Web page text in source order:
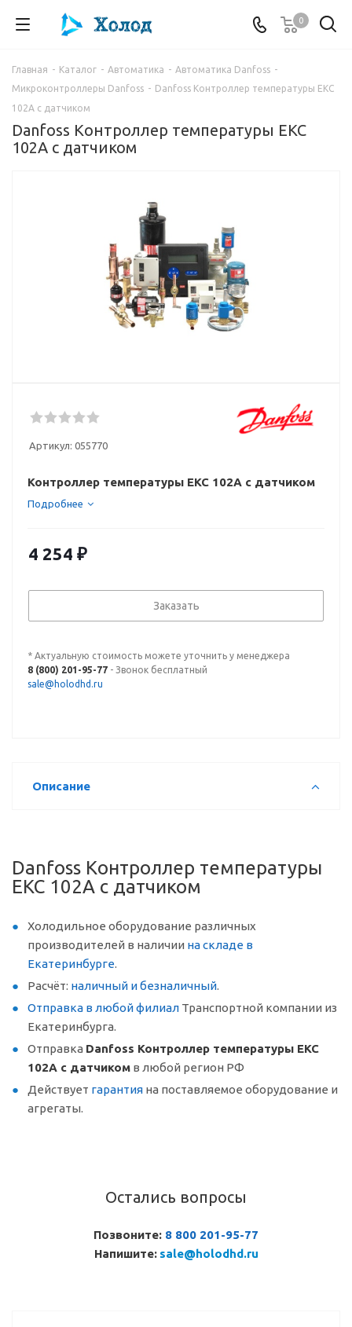
0
Главная - Каталог - Автоматика - Автоматика Danfoss -
Микроконтроллеры Danfoss - Danfoss Контроллер температуры EKC
102A с датчиком
Danfoss Контроллер температуры EKC
102A с датчиком
Артикул: 055770
Контроллер температуры EKC 102A с датчиком
Подробнее
4 254 ₽
Заказать
* Актуальную стоимость можете уточнить у менеджера
8 (800) 201-95-77 - Звонок бесплатный
sale@holodhd.ru
Описание
Danfoss Контроллер температуры
EKC 102A с датчиком
Холодильное оборудование различных
производителей в наличии на складе в
Екатеринбурге.
Расчёт: наличный и безналичный.
Отправка в любой филиал Транспортной компании из
Екатеринбурга.
Отправка Danfoss Контроллер температуры EKC
102A с датчиком в любой регион РФ
Действует гарантия на поставляемое оборудование и
агрегаты.
Остались вопросы
Позвоните: 8 800 201-95-77
Напишите: sale@holodhd.ru